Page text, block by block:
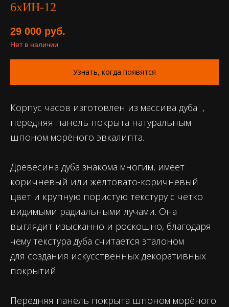
6хИН-12
29 000 руб.
Нет в наличии
Узнать, когда появятся
Корпус часов изготовлен из массива дуба*,
передняя панель покрыта натуральным
шпоном морёного эвкалипта.
Древесина дуба знакома многим, имеет
коричневый или желтовато-коричневый
цвет и крупную пористую текстуру с четко
видимыми радиальными лучами. Она
выглядит изысканно и роскошно, благодаря
чему текстура дуба считается эталоном
для создания искусственных декоративных
покрытий.
Передняя панель покрыта шпоном морёного